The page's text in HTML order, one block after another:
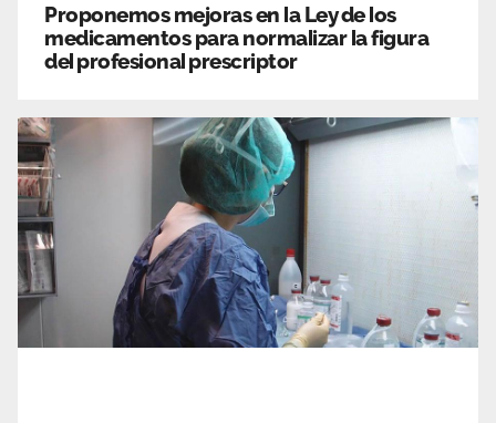
Proponemos mejoras en la Ley de los
medicamentos para normalizar la figura
del profesional prescriptor